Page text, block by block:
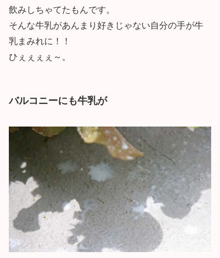
飲みしちゃてたもんです。
そんな牛乳があんまり好きじゃない自分の手が牛
乳まみれに！！
ひぇぇぇぇ～。
バルコニーにも牛乳が